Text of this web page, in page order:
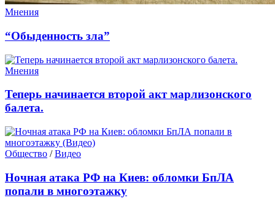
Мнения
“Обыденность зла”
Мнения
Теперь начинается второй акт марлизонского
балета.
Общество /Видео
Ночная атака РФ на Киев: обломки БпЛА
попали в многоэтажку